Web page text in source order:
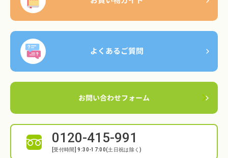
よくあるご質問
お問い合わせフォーム
0120-415-991
[受付時間] 9:30-17:00(土日祝は除く)